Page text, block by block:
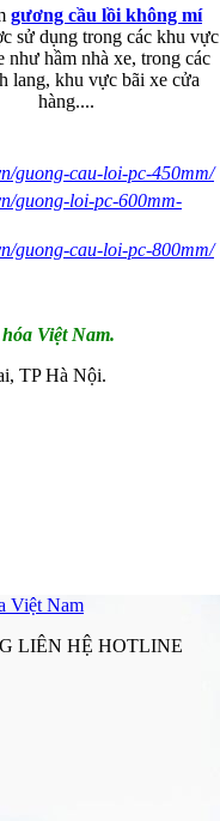
gương cầu lồi không mí
sử dụng trong các khu vực
như hầm nhà xe, trong các
lang, khu vực bãi xe cửa
hàng....
guong-cau-loi-pc-450mm/
guong-loi-pc-600mm-
guong-cau-loi-pc-800mm/
Việt Nam.
TP Hà Nội.
LIÊN HỆ HOTLINE